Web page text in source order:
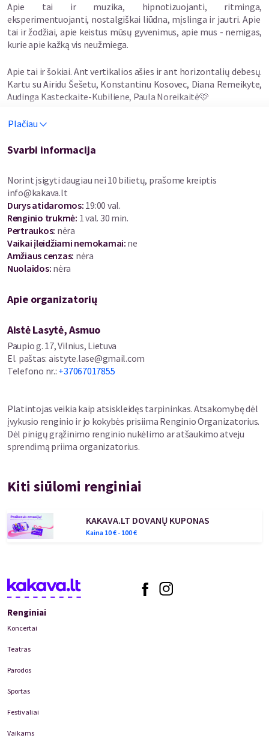
Apie tai ir muzika, hipnotizuojanti, ritminga,
eksperimentuojanti, nostalgiškai liūdna, mįslinga ir jautri. Apie
tai ir žodžiai, apie keistus mūsų gyvenimus, apie mus - nemigas,
kurie apie kažką vis neužmiega.
Apie tai ir šokiai. Ant vertikalios ašies ir ant horizontalių debesų.
Kartu su Airidu Šešetu, Konstantinu Kosovec, Diana Remeikyte,
Audinga Kasteckaite-Kubiliene, Paula Noreikaitė🩷
Tai ne tiesiog koncertas, tai judantis paveikslas , įsiurbiantis į
žemė be traukos.
Durys 19val, galima lukterėti Menų spaustuvės kavinėje.
Po koncerto bus galimybė įsigyti vinilinę plokštelę su autografu
🌙
Plačiau
Svarbi informacija
Norint įsigyti daugiau nei 10 bilietų, prašome kreiptis
info@kakava.lt
Durys atidaromos: 19:00 val.
Renginio trukmė: 1 val. 30 min.
Pertraukos: nėra
Vaikai įleidžiami nemokamai: ne
Amžiaus cenzas: nėra
Nuolaidos: nėra
Apie organizatorių
Aistė Lasytė, Asmuo
Paupio g. 17, Vilnius, Lietuva
El. paštas: aistyte.lase@gmail.com
Telefono nr.: +37067017855
Platintojas veikia kaip atsiskleidęs tarpininkas. Atsakomybę dėl
įvykusio renginio ir jo kokybės prisiima Renginio Organizatorius.
Dėl pinigų grąžinimo renginio nukėlimo ar atšaukimo atveju
sprendimą priima organizatorius.
Kiti siūlomi renginiai
KAKAVA.LT DOVANŲ KUPONAS
Kaina 10€ - 100€
Renginiai
Koncertai
Teatras
Parodos
Sportas
Festivaliai
Vaikams